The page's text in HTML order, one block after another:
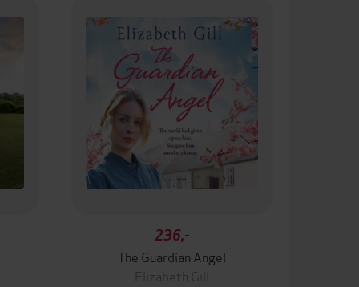
236,-
The Guardian Angel
Elizabeth Gill